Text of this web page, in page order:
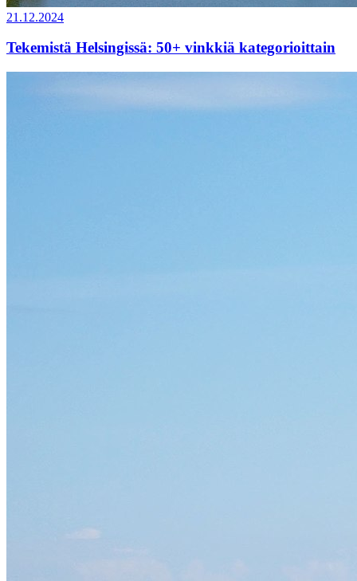
21.12.2024
Tekemistä Helsingissä: 50+ vinkkiä kategorioittain